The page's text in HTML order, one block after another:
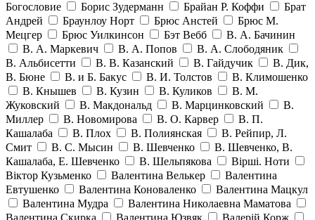
Богословие
Борис Зудерманн Брайан Р. Коффи
Брат
Андрей
Браунлоу Норт Брюс Анстей
Брюс М.
Мецгер
Брюс Уилкинсон Бэт Вебб
В. А. Бачинин
В. А. Маркевич
В. А. Попов
В. А. Слободяник
В. Альбисетти
В. В. Казанский В. Гайдучик
В. Дик,
В. Бюне
В. и Б. Бакус В. И. Толстов
В. Климошенко
В. Кнышев
В. Кузин В. Куликов
В. М.
Жуковский
В. Макдональд В. Марцинковский
В.
Миллер
В. Новомирова В. О. Карвер
В. П.
Кашалаба
В. Плох В. Полиянская
В. Рейпир, Л.
Смит
В. С. Мысин В. Шевченко
В. Шевченко, В.
Кашалаба, Е. Шевченко
В. Шельпякова
Вiршi. Ноти
Віктор Кузьменко
Валентина Велькер
Валентина
Евтушенко
Валентина Коноваленко
Валентина Мацкул
Валентина Мудра
Валентина Николаевна Маматова